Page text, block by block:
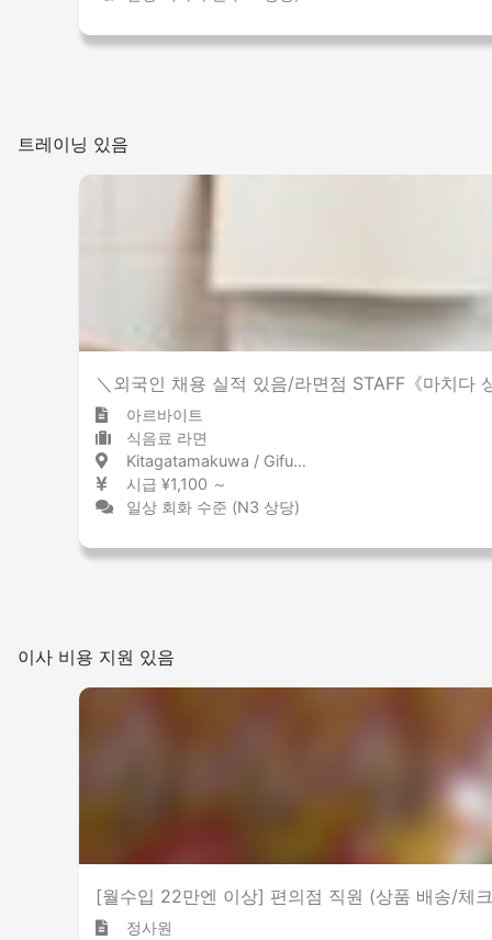
트레이닝 있음
＼외국인 채용 실적 있음/라면점 STAFF《마치다
아르바이트
식음료 라면
Kitagatamakuwa / Gifu 北方真桑 / 岐阜県
시급 ¥1,100 ～
일상 회화 수준 (N3 상당)
이사 비용 지원 있음
[월수입 22만엔 이상] 편의점 직원 (상품 배송/체
정사원